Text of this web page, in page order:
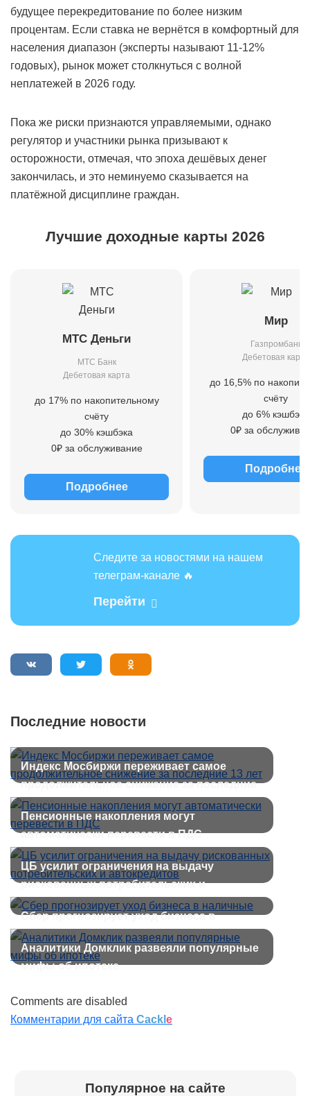
будущее перекредитование по более низким
процентам. Если ставка не вернётся в комфортный для
населения диапазон (эксперты называют 11-12%
годовых), рынок может столкнуться с волной
неплатежей в 2026 году.
Пока же риски признаются управляемыми, однако
регулятор и участники рынка призывают к
осторожности, отмечая, что эпоха дешёвых денег
закончилась, и это неминуемо сказывается на
платёжной дисциплине граждан.
Лучшие доходные карты 2026
МТС Деньги
МТС Банк
Дебетовая карта
до 17% по накопительному
счёту
до 30% кэшбэка
0₽ за обслуживание
Подробнее
Мир
Газпромбанк
Дебетовая карта
до 16,5% по
счёту
до 6% кэшбэка
0₽ за
Подробнее
Следите за новостями на нашем
телеграм-канале 🔥
Перейти
Последние новости
Индекс Мосбиржи переживает самое
продолжительное снижение за последние
13 лет
Пенсионные накопления могут
автоматически перевести в ПДС
ЦБ усилит ограничения на выдачу
рискованных потребительских и
автокредитов
Сбер прогнозирует уход бизнеса в
наличные
Аналитики Домклик развеяли популярные
мифы об ипотеке
Comments are disabled
Комментарии для сайта Cackl e
Популярное на сайте